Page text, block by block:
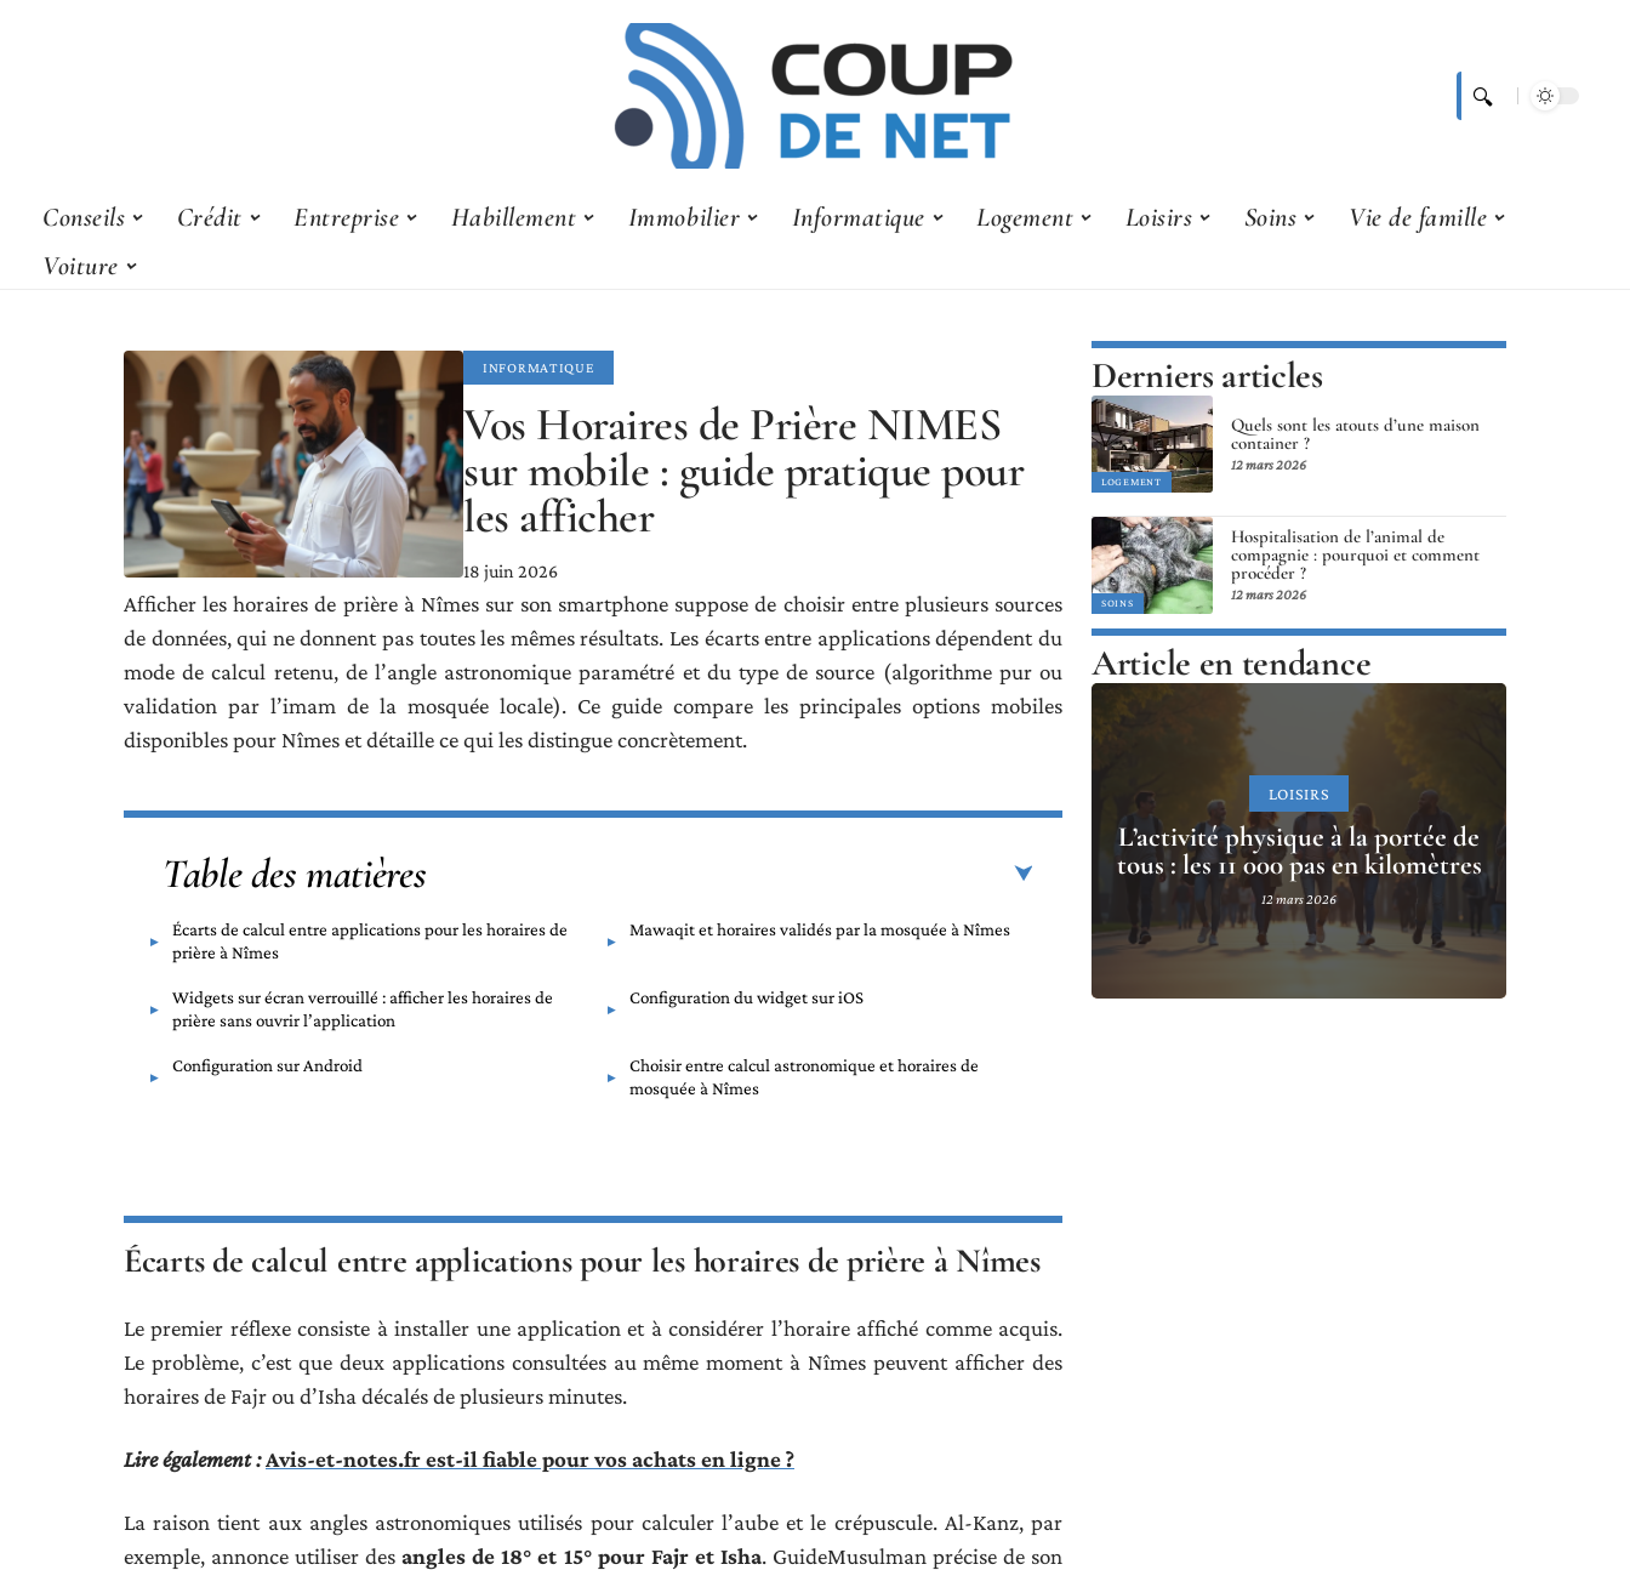
Conseils Crédit Entreprise Habillement Immobilier Informatique Logement Loisirs Soins
Vie de famille
Voiture
INFORMATIQUE
Vos Horaires de Prière NIMES
sur mobile : guide pratique pour
les afficher
18 juin 2026
Afficher les horaires de prière à Nîmes sur son smartphone suppose de choisir entre plusieurs sources
de données, qui ne donnent pas toutes les mêmes résultats. Les écarts entre applications dépendent du
mode de calcul retenu, de l’angle astronomique paramétré et du type de source (algorithme pur ou
validation par l’imam de la mosquée locale). Ce guide compare les principales options mobiles
disponibles pour Nîmes et détaille ce qui les distingue concrètement.
Table des matières
Écarts de calcul entre applications pour les horaires de
prière à Nîmes
Mawaqit et horaires validés par la mosquée à Nîmes
Widgets sur écran verrouillé : afficher les horaires de
prière sans ouvrir l’application
Configuration du widget sur iOS
Configuration sur Android
Choisir entre calcul astronomique et horaires de
mosquée à Nîmes
Écarts de calcul entre applications pour les horaires de prière à Nîmes
Le premier réflexe consiste à installer une application et à considérer l’horaire affiché comme acquis.
Le problème, c’est que deux applications consultées au même moment à Nîmes peuvent afficher des
horaires de Fajr ou d’Isha décalés de plusieurs minutes.
Lire également :Avis-et-notes.fr est-il fiable pour vos achats en ligne ?
La raison tient aux angles astronomiques utilisés pour calculer l’aube et le crépuscule. Al-Kanz, par
exemple, annonce utiliser desangles de 18° et 15° pour Fajr et Isha. GuideMusulman précise de son
Derniers articles
LOGEMENT
Quels sont les atouts d’une maison
container ?
12 mars 2026
SOINS
Hospitalisation de l’animal de
compagnie : pourquoi et comment
procéder ?
12 mars 2026
Article en tendance
LOISIRS
L’activité physique à la portée de
tous : les 11 000 pas en kilomètres
12 mars 2026